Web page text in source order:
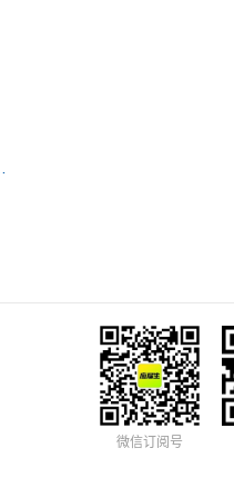
限公司
微信订阅号